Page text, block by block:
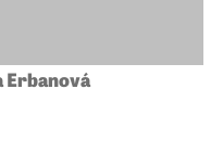
Erbanová